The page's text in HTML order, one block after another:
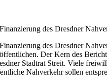
des Dresdner
des Dresdner
Der Kern des
Stadtrat Streit. Viele
Nahverkehr sollen